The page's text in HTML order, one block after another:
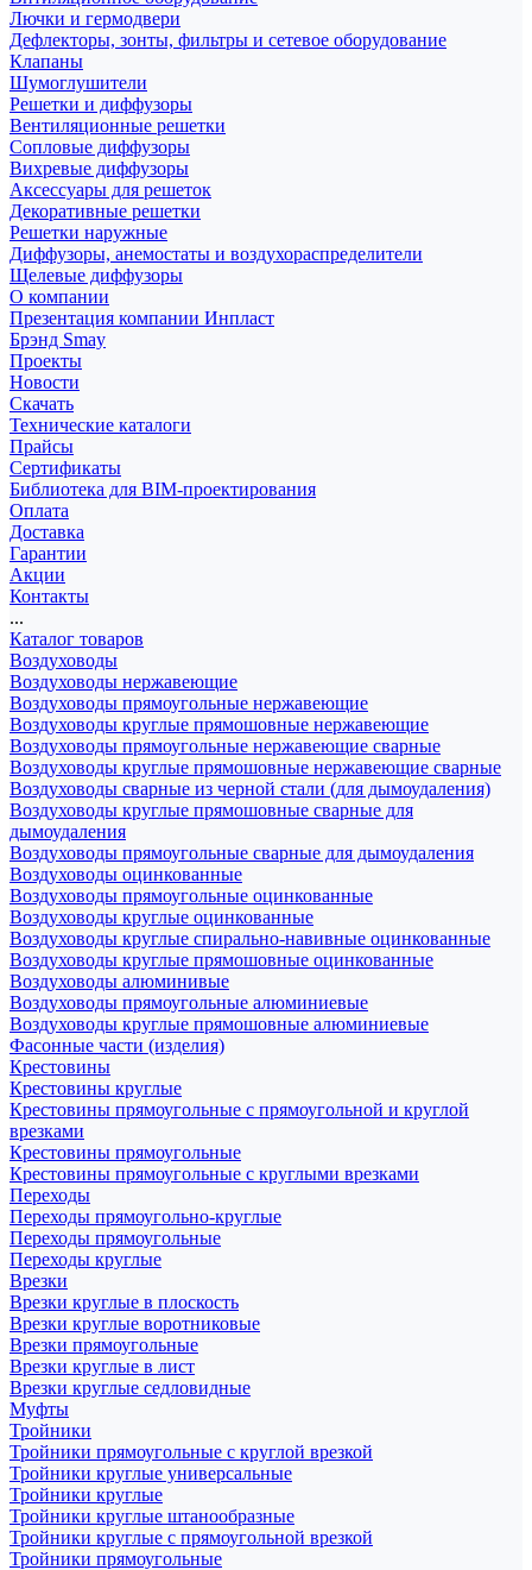
Лючки и гермодвери
Дефлекторы, зонты, фильтры и сетевое оборудование
Клапаны
Шумоглушители
Решетки и диффузоры
Вентиляционные решетки
Сопловые диффузоры
Вихревые диффузоры
Аксессуары для решеток
Декоративные решетки
Решетки наружные
Диффузоры, анемостаты и воздухораспределители
Щелевые диффузоры
О компании
Презентация компании Инпласт
Брэнд Smay
Проекты
Новости
Скачать
Технические каталоги
Прайсы
Сертификаты
Библиотека для BIM-проектирования
Оплата
Доставка
Гарантии
Акции
Контакты
...
Каталог товаров
Воздуховоды
Воздуховоды нержавеющие
Воздуховоды прямоугольные нержавеющие
Воздуховоды круглые прямошовные нержавеющие
Воздуховоды прямоугольные нержавеющие сварные
Воздуховоды круглые прямошовные нержавеющие сварные
Воздуховоды сварные из черной стали (для дымоудаления)
Воздуховоды круглые прямошовные сварные для
дымоудаления
Воздуховоды прямоугольные сварные для дымоудаления
Воздуховоды оцинкованные
Воздуховоды прямоугольные оцинкованные
Воздуховоды круглые оцинкованные
Воздуховоды круглые спирально-навивные оцинкованные
Воздуховоды круглые прямошовные оцинкованные
Воздуховоды алюминивые
Воздуховоды прямоугольные алюминиевые
Воздуховоды круглые прямошовные алюминиевые
Фасонные части (изделия)
Крестовины
Крестовины круглые
Крестовины прямоугольные с прямоугольной и круглой
врезками
Крестовины прямоугольные
Крестовины прямоугольные с круглыми врезками
Переходы
Переходы прямоугольно-круглые
Переходы прямоугольные
Переходы круглые
Врезки
Врезки круглые в плоскость
Врезки круглые воротниковые
Врезки прямоугольные
Врезки круглые в лист
Врезки круглые седловидные
Муфты
Тройники
Тройники прямоугольные с круглой врезкой
Тройники круглые универсальные
Тройники круглые
Тройники круглые штанообразные
Тройники круглые с прямоугольной врезкой
Тройники прямоугольные